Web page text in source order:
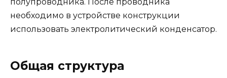
полупроводника. После проводника
необходимо в устройстве конструкции
использовать электролитический конденсатор.
Общая структура